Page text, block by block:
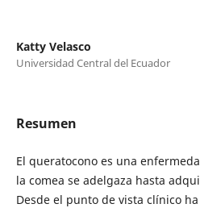
Katty Velasco
Universidad Central del Ecuador
Resumen
El queratocono es una
la comea se adelgaza hasta
Desde el punto de vista clínico